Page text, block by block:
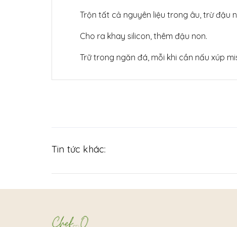
Trộn tất cả nguyên liệu trong âu, trừ đậu
Cho ra khay silicon, thêm đậu non.
Trữ trong ngăn đá, mỗi khi cần nấu xúp
Tin tức khác: